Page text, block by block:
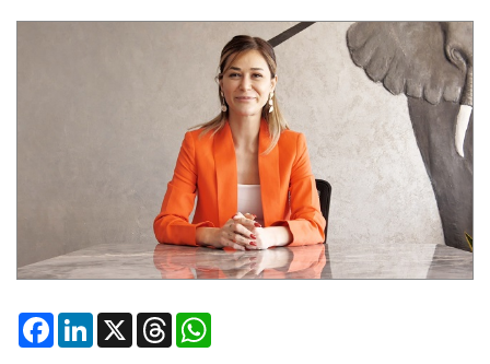
FacebookLinkedIn
X Threads